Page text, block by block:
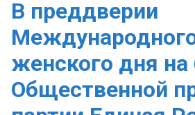
В преддверии
женского дня на
Общественной